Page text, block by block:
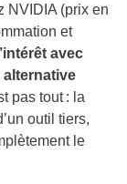
NVIDIA (prix en
et
avec
alternative
pas tout : la
outil tiers,
le